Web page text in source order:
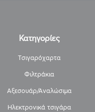
Κατηγορίες
Τσιγαρόχαρτα
Φιλτράκια
Αξεσουάρ/Αναλώσιμα
Ηλεκτρονικά τσιγάρα